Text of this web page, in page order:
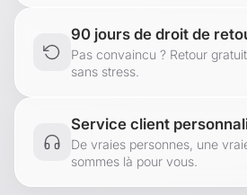
90 jours de droit de
Pas convaincu ? Retour
sans stress.
Service client
De vraies personnes, une
sommes là pour vous.